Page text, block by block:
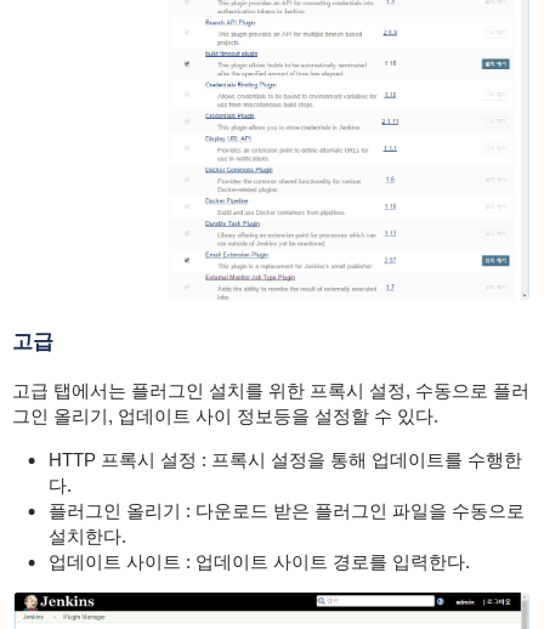
고급
고급 탭에서는 플러그인 설치를 위한 프록시 설정, 수동으로 플러
그인 올리기, 업데이트 사이 정보등을 설정할 수 있다.
HTTP 프록시 설정 : 프록시 설정을 통해 업데이트를 수행한
다.
플러그인 올리기 : 다운로드 받은 플러그인 파일을 수동으로
설치한다.
업데이트 사이트 : 업데이트 사이트 경로를 입력한다.